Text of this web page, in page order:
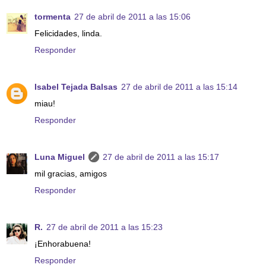
tormenta 27 de abril de 2011 a las 15:06
Felicidades, linda.
Responder
Isabel Tejada Balsas 27 de abril de 2011 a las 15:14
miau!
Responder
Luna Miguel
27 de abril de 2011 a las 15:17
mil gracias, amigos
Responder
R. 27 de abril de 2011 a las 15:23
¡Enhorabuena!
Responder